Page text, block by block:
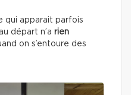
qui apparait parfois
départ n’a rien
on s’entoure des